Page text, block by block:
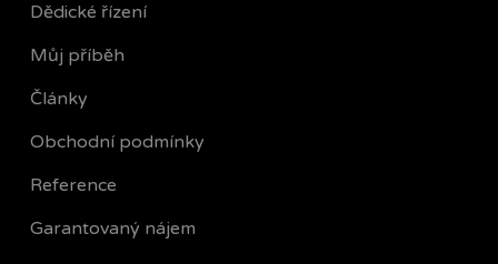
Dědické řízení
Můj příběh
Články
Obchodní podmínky
Reference
Garantovaný nájem